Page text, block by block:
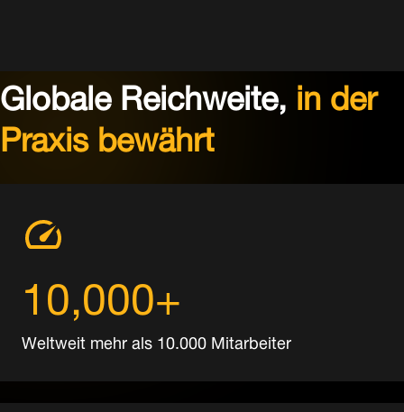
Globale Reichweite,in der
Praxis bewährt
10,000+
Weltweit mehr als 10.000 Mitarbeiter